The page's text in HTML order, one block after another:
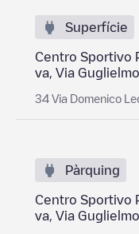
Superfície
Centro Sportivo
va, Via
34 Via Domenico
Pàrquing
Centro Sportivo
va, Via